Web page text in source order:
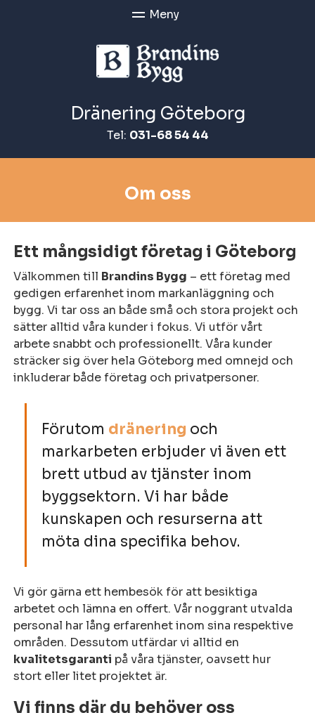
Dränering Göteborg
Tel: 031-68 54 44
Om oss
Ett mångsidigt företag i Göteborg
Välkommen till Brandins Bygg – ett företag med
gedigen erfarenhet inom markanläggning och
bygg. Vi tar oss an både små och stora projekt och
sätter alltid våra kunder i fokus. Vi utför vårt
arbete snabbt och professionellt. Våra kunder
sträcker sig över hela Göteborg med omnejd och
inkluderar både företag och privatpersoner.
Förutom dränering och
markarbeten erbjuder vi även ett
brett utbud av tjänster inom
byggsektorn. Vi har både
kunskapen och resurserna att
möta dina specifika behov.
Vi gör gärna ett hembesök för att besiktiga
arbetet och lämna en offert. Vår noggrant utvalda
personal har lång erfarenhet inom sina respektive
områden. Dessutom utfärdar vi alltid en
kvalitetsgaranti på våra tjänster, oavsett hur
stort eller litet projektet är.
Vi finns där du behöver oss